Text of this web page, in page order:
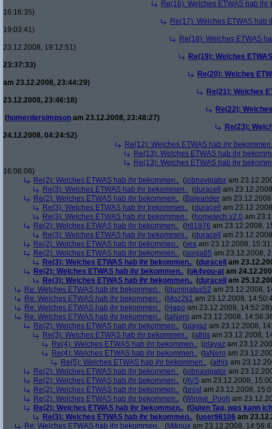
Re(16): Welches ETWAS hab ihr
16:16:35)
Re(17): Welches ETWAS hab
19:03:41)
Re(18): Welches ETWAS
23.12.2008, 19:12:51)
Re(19): Welches
23:37:33)
Re(20): Welches
am 23.12.2008, 23:44:29)
Re(21): Welches
23.12.2008, 23:46:18)
Re(22):
(homerdersimpson am 23.12.2008, 23:48:27)
Re(23):
24.12.2008, 04:24:52)
Re(12): Welches ETWAS hab ihr
Re(13): Welches ETWAS hab ihr
Re(13): Welches ETWAS hab ihr
16:06:08)
Re(2): Welches ETWAS hab ihr bekommen.. (jobnavigator am
Re(3): Welches ETWAS hab ihr bekommen.. (duracell
am
Re(2): Welches ETWAS hab ihr bekommen.. (Baleander am
Re(3): Welches ETWAS hab ihr bekommen.. (duracell
am
Re(3): Welches ETWAS hab ihr bekommen.. (hometech.v2.0 am
Re(2): Welches ETWAS hab ihr bekommen.. (h81976 am 23.12.2008,
Re(3): Welches ETWAS hab ihr bekommen.. (duracell
am
Re(2): Welches ETWAS hab ihr bekommen.. (vex am 23.12.2008,
Re(2): Welches ETWAS hab ihr bekommen.. (sonja85 am 23.12.2008,
Re(3): Welches ETWAS hab ihr bekommen.. (duracell
am
Re(2): Welches ETWAS hab ihr bekommen.. (ok4you-at am
Re(3): Welches ETWAS hab ihr bekommen.. (duracell
am
Re: Welches ETWAS hab ihr bekommen.. (illuminatus52 am 23.12.2008,
Re: Welches ETWAS hab ihr bekommen.. (Moz2k1 am 23.12.2008,
Re: Welches ETWAS hab ihr bekommen.. (Hapo am 23.12.2008, 14:52:28)
Re: Welches ETWAS hab ihr bekommen.. (taNero am 23.12.2008,
Re(2): Welches ETWAS hab ihr bekommen.. (playaz am 23.12.2008,
Re(3): Welches ETWAS hab ihr bekommen.. (athis am 23.12.2008,
Re(4): Welches ETWAS hab ihr bekommen.. (playaz am
Re(4): Welches ETWAS hab ihr bekommen.. (taNero am
Re(5): Welches ETWAS hab ihr bekommen.. (athis am
Re(2): Welches ETWAS hab ihr bekommen.. (jobnavigator am
Re(2): Welches ETWAS hab ihr bekommen.. (AVS am 23.12.2008,
Re(2): Welches ETWAS hab ihr bekommen.. (brösl am 23.12.2008,
Re(2): Welches ETWAS hab ihr bekommen.. (Winnie_Pooh am
Re(2): Welches ETWAS hab ihr bekommen.. (Guten Tag, was kann
Re(3): Welches ETWAS hab ihr bekommen.. (user96106 am
Re: Welches ETWAS hab ihr bekommen.. (Miknux am 23.12.2008,